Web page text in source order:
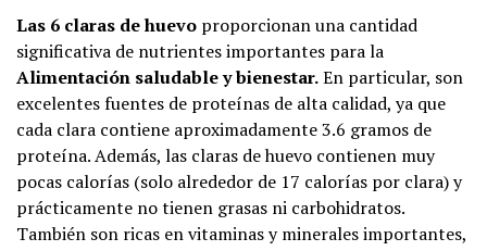
Las 6 claras de huevo proporcionan una cantidad
significativa de nutrientes importantes para la
Alimentación saludable y bienestar.En particular, son
excelentes fuentes de proteínas de alta calidad, ya que
cada clara contiene aproximadamente 3.6 gramos de
proteína. Además, las claras de huevo contienen muy
pocas calorías (solo alrededor de 17 calorías por clara) y
prácticamente no tienen grasas ni carbohidratos.
También son ricas en vitaminas y minerales importantes,